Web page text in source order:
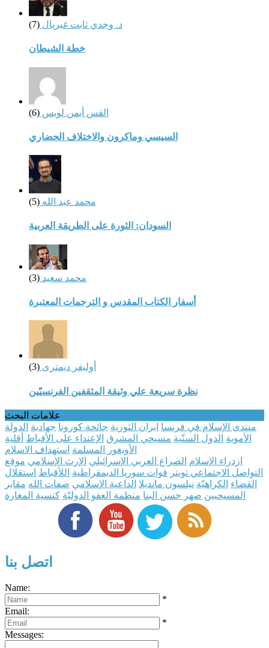
د. وجدي ثابت غبريال (7)
خطة الشيطان
القس أيمن لويس (6)
السيسي وماكرون والاختلاف الحضاري
محمد عبد الله (5)
السودان: الثورة على الطريقة العربية
محمد سعيد (3)
أسفار الكتاب المقدس و الترجمات المعتبرة
أوليفر ديمترى (3)
نظرة سريعة علي وثيقة المثقفين الفرنسيّين
علامات البحث
منتدى الإسلام في فرنسا ايران الثورية جائحة كورونا جهادية الدولة
الأموية الدول السنّية مسيحي المشرق الإعتداء على الأقباط أقلية
الأويغور المسلمة استهداف الاسلام
ازدراء الإسلام الصراع العربي الإسرائيلي الإرث الإسلامي موقع
التواصل الاجتماعي تويتر قوات سوريا الديمقراطية اللأقباط استقلال
القضاء الكراهيّة نيلسون مانديلا الداعية الإسلامي صفات الله مقابر
المسيحيين صهر حسن البنا منظمة العفو الدوليّة كنسية المغارة
اتصل بنا
Name:
*
Email:
*
Messages: